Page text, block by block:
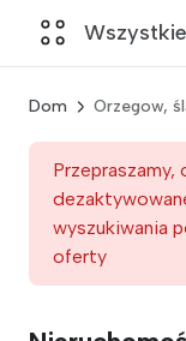
Dom Orzegow,
Przepraszamy,
wyszukiwania
oferty